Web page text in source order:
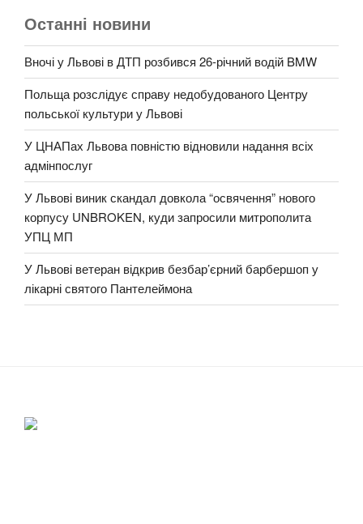
Останні новини
Вночі у Львові в ДТП розбився 26-річний водій BMW
Польща розслідує справу недобудованого Центру
польської культури у Львові
У ЦНАПах Львова повністю відновили надання всіх
адмінпослуг
У Львові виник скандал довкола “освячення” нового
корпусу UNBROKEN, куди запросили митрополита
УПЦ МП
У Львові ветеран відкрив безбар’єрний барбершоп у
лікарні святого Пантелеймона